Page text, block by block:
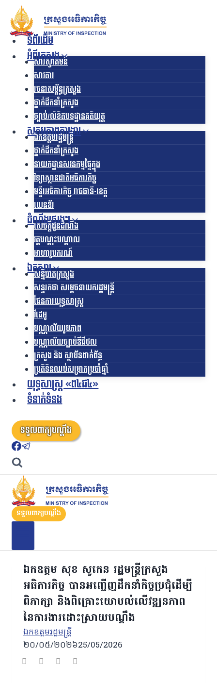
contentទំព័រដើម
អំពីក្រសួង
សារស្វាគមន៍
សាវតារ
រចនាសម្ព័ន្ធក្រសួង​
ថ្នាក់ដឹកនាំក្រសួង
ច្បាប់/លិខិតបទដ្ឋានគតិយុត្ត
សកម្មភាពការងារ
ឯកឧត្ដមរដ្ឋមន្ត្រី
ថ្នាក់ដឹកនាំក្រសួង
នាយកដ្ឋានសវនកម្មផ្ទៃក្នុង
វិទ្យាស្ថានជាតិអធិការកិច្ច
មន្ទីរអធិការកិច្ច រាជធានី-ខេត្ត
យេនឌ័រ
ដំណឹងផ្សេងៗ
សេចក្តីជូនដំណឹង
វគ្គបណ្តុះបណ្តាល
អាហារូបករណ៍
ឯកសារ
សន្និបាតក្រសួង
សន្ទរកថា សម្តេចនាយករដ្ឋមន្ត្រី
ផែនការយុទ្ធសាស្រ្ត
វីដេអូ
បណ្ណាល័យរូបភាព
បណ្ណាល័យច្បាប់ឌីជីថល
ក្រសួង និង ស្ថាប័នពាក់ព័ន្ធ
ប្រតិទិនឈប់សម្រាកប្រចាំឆ្នាំ
យុទ្ធសាស្ត្រ «ព៤ជ៤»
ទំនាក់ទំនង
ទទួលពាក្យបណ្តឹង
ទទួលពាក្យបណ្តឹង
ឯកឧត្តម សុខ សូកេន រដ្ឋមន្រ្តីក្រសួង
អធិការកិច្ច បានអញ្ជើញដឹកនាំកិច្ចប្រជុំដើម្បី
ពិភាក្សា និងពិគ្រោះយោបល់លើវឌ្ឍនភាព
នៃការងារដោះស្រាយបណ្ដឹង
ឯកឧត្ដមរដ្ឋមន្ត្រី
២០/០៥/២០២៦25/05/2026